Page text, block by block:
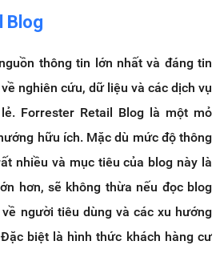
Blog
thông tin lớn nhất và đáng tin
nghiên cứu, dữ liệu và các dịch vụ
Forrester Retail Blog là một mỏ
hữu ích. Mặc dù mức độ thông
nhiều và mục tiêu của blog này là
hơn, sẽ không thừa nếu đọc blog
người tiêu dùng và các xu hướng
biệt là hình thức khách hàng cư